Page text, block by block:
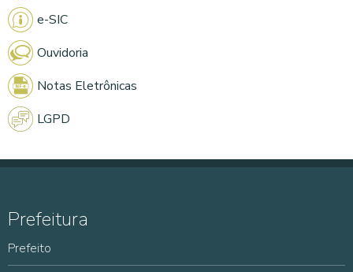
e-SIC
Ouvidoria
Notas Eletrônicas
LGPD
Prefeitura
Prefeito